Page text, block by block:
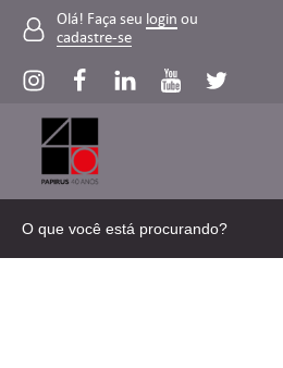
Olá! Faça seu login ou
cadastre-se